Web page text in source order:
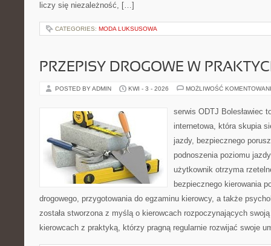
liczy się niezależność, […]
CATEGORIES: MODA LUKSUSOWA
PRZEPISY DROGOWE W
POSTED BY ADMIN KWI - 3 - 2026 MOŻLIWOŚĆ
serwis ODTJ Bolesławiec
internetowa, która skupia
jazdy, bezpiecznego
podnoszenia poziomu
użytkownik otrzyma
bezpiecznego kierowania
drogowego, przygotowania do egzaminu kierowcy, a także
została stworzona z myślą o kierowcach rozpoczynających
kierowcach z praktyką, którzy pragną regularnie rozwijać swoje